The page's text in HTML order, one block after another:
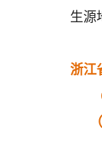
生源
浙江